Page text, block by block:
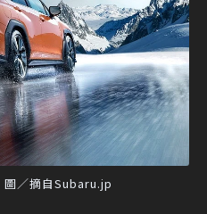
／摘自Subaru.jp